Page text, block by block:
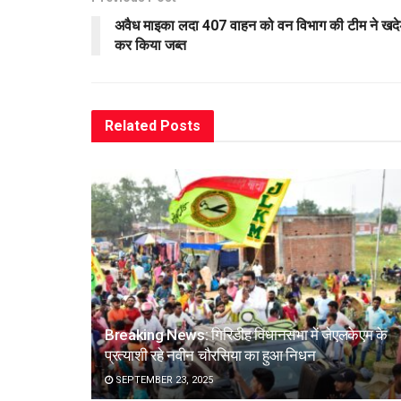
अवैध माइका लदा 407 वाहन को वन विभाग की टीम ने
कर किया जब्त
Related Posts
Breaking News: गिरिडीह विधानसभा में जेएलकेएम के
प्रत्याशी रहे नवीन चौरसिया का हुआ निधन
SEPTEMBER 23, 2025